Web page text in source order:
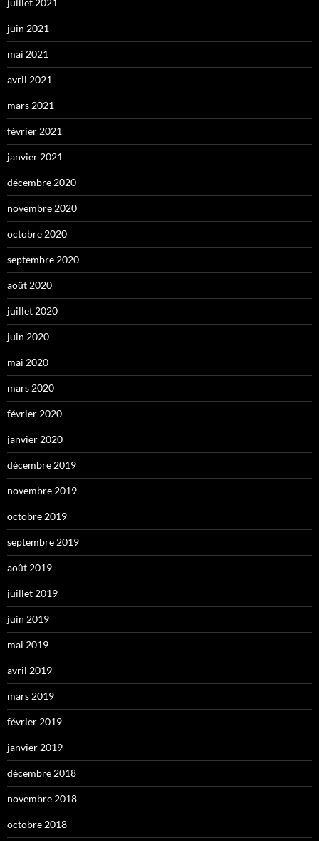
juillet 2021
juin 2021
mai 2021
avril 2021
mars 2021
février 2021
janvier 2021
décembre 2020
novembre 2020
octobre 2020
septembre 2020
août 2020
juillet 2020
juin 2020
mai 2020
mars 2020
février 2020
janvier 2020
décembre 2019
novembre 2019
octobre 2019
septembre 2019
août 2019
juillet 2019
juin 2019
mai 2019
avril 2019
mars 2019
février 2019
janvier 2019
décembre 2018
novembre 2018
octobre 2018